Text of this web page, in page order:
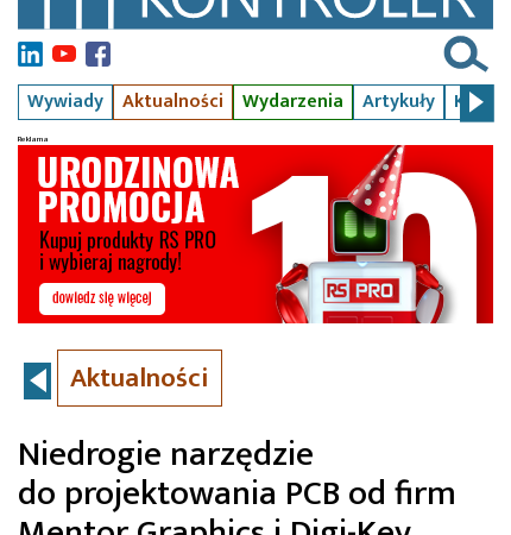
Wywiady Aktualności Wydarzenia Artykuły Kursy
Aktualności
Niedrogie narzędzie
do projektowania PCB od firm